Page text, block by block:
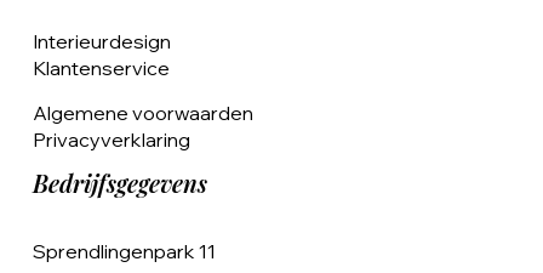
Interieurdesign
Klantenservice
Algemene voorwaarden
Privacyverklaring
Bedrijfsgegevens
Sprendlingenpark 11